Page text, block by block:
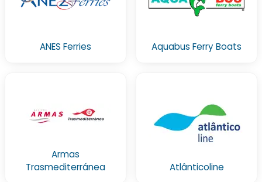
ANES Ferries Aquabus Ferry Boats
Armas
Trasmediterránea
Atlânticoline